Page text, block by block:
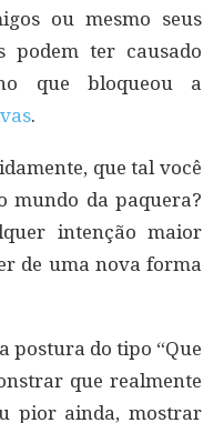
ou mesmo seus
podem ter causado
que bloqueou a
.
que tal você
mundo da paquera?
intenção maior
de uma nova forma
postura do tipo “Que
que realmente
pior ainda, mostrar